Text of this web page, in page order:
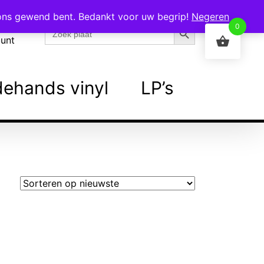
naar:
Zoekknop
vinyl LP’s
gewend bent. Bedankt voor uw begrip! Negeren
0